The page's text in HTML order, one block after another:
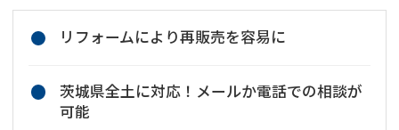
リフォームにより再販売を容易に
茨城県全土に対応！メールか電話での相談が
可能